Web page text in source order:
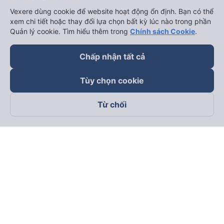
Đối tác thanh toán
Vexere dùng cookie để website hoạt động ổn định. Bạn có thể
xem chi tiết hoặc thay đổi lựa chọn bất kỳ lúc nào trong phần
Quản lý cookie. Tìm hiểu thêm trong Chính sách Cookie.
Chấp nhận tất cả
Tùy chọn cookie
Từ chối